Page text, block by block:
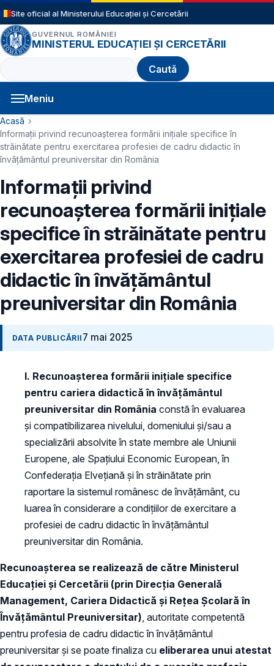
Sari la conținutul principal
Site oficial al Ministerului Educației și Cercetării
GUVERNUL ROMÂNIEI
MINISTERUL EDUCAȚIEI ȘI CERCETĂRII
Caută
Meniu
Navigație principală
Cale de navigare
Acasă
Informații privind recunoașterea formării inițiale specifice în
străinătate pentru exercitarea profesiei de cadru didactic în
învățământul preuniversitar din România
Informații privind
recunoașterea formării inițiale
specifice în străinătate pentru
exercitarea profesiei de cadru
didactic în învățământul
preuniversitar din România
DATA PUBLICĂRII 7 mai 2025
I. Recunoașterea formării inițiale specifice
pentru cariera didactică în învățământul
preuniversitar din România constă în evaluarea
și compatibilizarea nivelului, domeniului și/sau a
specializării absolvite în state membre ale Uniunii
Europene, ale Spațiului Economic European, în
Confederația Elvețiană și în străinătate prin
raportare la sistemul românesc de învățământ, cu
luarea în considerare a condițiilor de exercitare a
profesiei de cadru didactic în învățământul
preuniversitar din România.
Recunoașterea se realizează de către Ministerul
Educației și Cercetării (prin Direcția Generală
Management, Cariera Didactică și Rețea Școlară în
Învățământul Preuniversitar) , autoritate competentă
pentru profesia de cadru didactic în învățământul
preuniversitar și se poate finaliza cu eliberarea unui atestat